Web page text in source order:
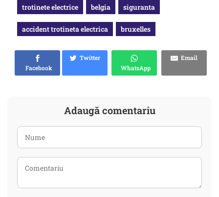
trotinete electrice belgia siguranta
accident trotineta electrica bruxelles
Facebook
Twitter
WhatsApp
Email
Adaugă comentariu